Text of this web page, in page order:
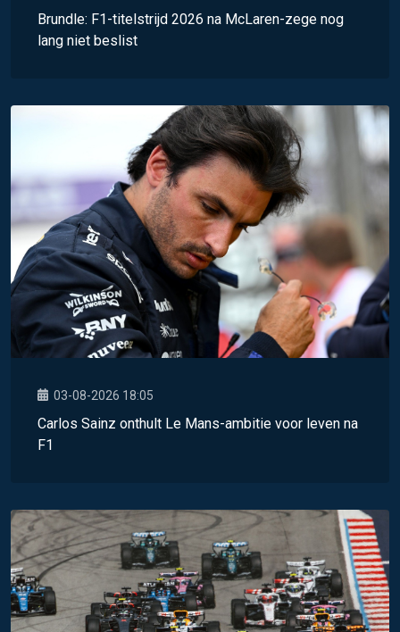
Brundle: F1-titelstrijd 2026 na McLaren-zege nog
lang niet beslist
03-08-2026 18:05
Carlos Sainz onthult Le Mans-ambitie voor leven na
F1